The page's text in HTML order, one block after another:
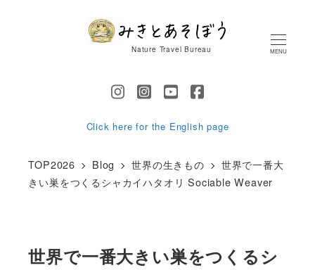
Nature Travel Bureau MENU
Click here for the English page
TOP2026 Blog 世界の生きもの
世界で一番大
きい巣をつくるシャカイハタオリ Sociable Weaver
世界で一番大きい巣をつくるシ